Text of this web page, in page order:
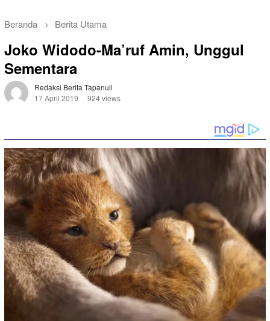
Beranda Berita Utama
Joko Widodo-Ma’ruf Amin, Unggul
Sementara
Redaksi Berita Tapanuli
17 April 2019
924 views